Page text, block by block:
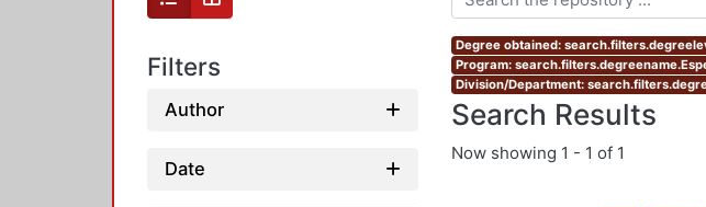
Filters
Author
Date
Degree obtained:
Program:
Division/Department:
Search Results
Now showing 1 - 1 of 1